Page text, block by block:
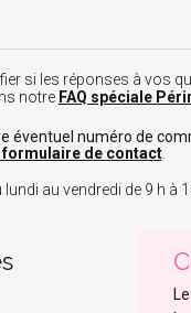
si les réponses à vos
notre FAQ spéciale
éventuel numéro de
formulaire de contact.
au vendredi de 9 h à